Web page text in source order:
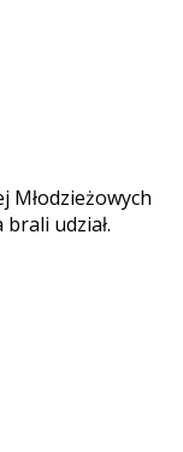
Młodzieżowych
udział.